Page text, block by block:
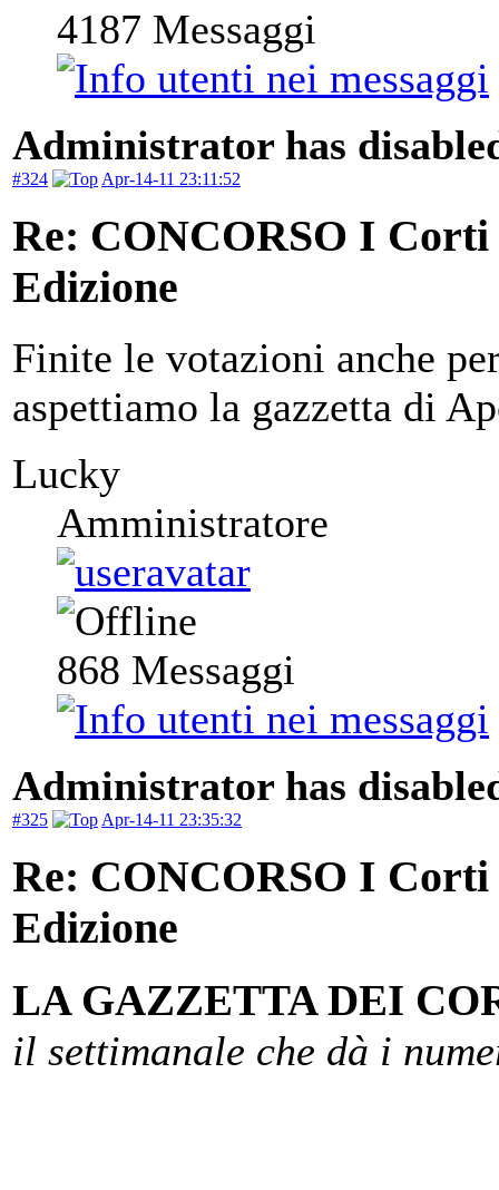
4187 Messaggi
Administrator has
#324 Apr-14-11 23:11:52
Re: CONCORSO I
Edizione
Finite le votazioni anche
aspettiamo la gazzetta di
Lucky
Amministratore
868 Messaggi
Administrator has
#325 Apr-14-11 23:35:32
Re: CONCORSO I
Edizione
LA GAZZETTA DEI
il settimanale che dà i